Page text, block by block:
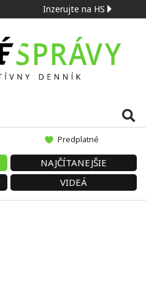
Inzerujte na HS
Predplatné
NAJČÍTANEJŠIE
VIDEÁ